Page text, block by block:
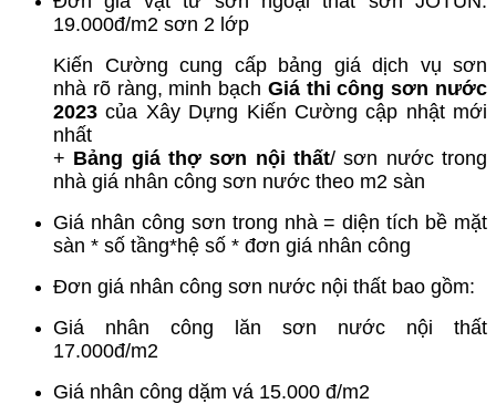
19.000đ/m2 sơn 2 lớp
Kiến Cường cung cấp bảng giá dịch vụ sơn
nhà rõ ràng, minh bạch Giá thi công sơn nước
2023 của Xây Dựng Kiến Cường cập nhật mới
nhất
+ Bảng giá thợ sơn nội thất/ sơn nước trong
nhà giá nhân công sơn nước theo m2 sàn
Giá nhân công sơn trong nhà = diện tích bề mặt
sàn * số tầng*hệ số * đơn giá nhân công
Đơn giá nhân công sơn nước nội thất bao gồm:
Giá nhân công lăn sơn nước nội thất
17.000đ/m2
Giá nhân công dặm vá 15.000 đ/m2